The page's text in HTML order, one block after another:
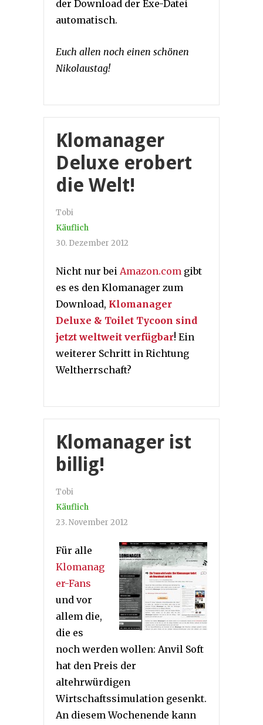
der Download der Exe-Datei
automatisch.
Euch allen noch einen schönen
Nikolaustag!
Klomanager
Deluxe erobert
die Welt!
Tobi
Käuflich
30. Dezember 2012
Nicht nur bei Amazon.com gibt
es es den Klomanager zum
Download, Klomanager
Deluxe & Toilet Tycoon sind
jetzt weltweit verfügbar! Ein
weiterer Schritt in Richtung
Weltherrschaft?
Klomanager ist
billig!
Tobi
Käuflich
23. November 2012
Für alle
Klomanag
er-Fans
und vor
allem die,
die es
noch werden wollen: Anvil Soft
hat den Preis der
altehrwürdigen
Wirtschaftssimulation gesenkt.
An diesem Wochenende kann